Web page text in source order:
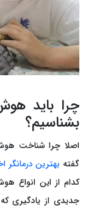
چرا باید
بشناسیم؟
اصلا چرا شناخت
گفته بهترین درمانگر
کدام از این انواع
جدیدی از یادگیری